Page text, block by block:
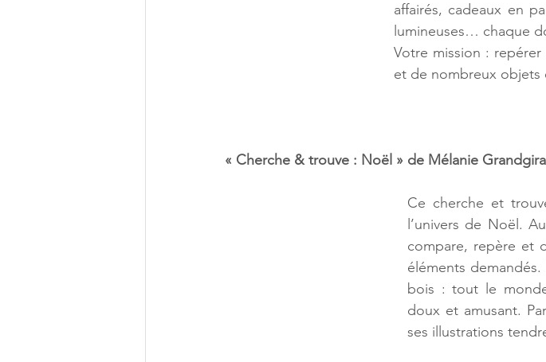
affairés, cadeaux en
lumineuses… chaque
Votre mission : repérer
et de nombreux objets
« Cherche & trouve : Noël » de Mélanie
Ce cherche et
l’univers de Noël.
compare, repère et
éléments
bois : tout le
doux et amusant.
ses illustrations